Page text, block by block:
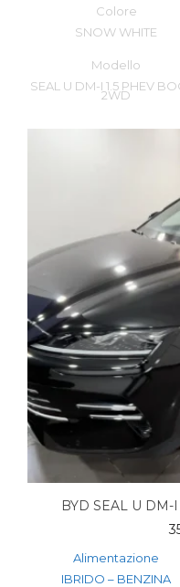
Colore
SNOW WHITE
Modello
SEAL U DM-I 1.5 PHEV
2WD
BYD SEAL U DM-
Alimentazione
IBRIDO – BENZINA